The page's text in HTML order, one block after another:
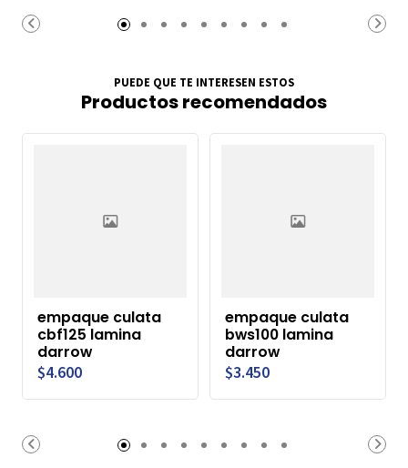
PUEDE QUE TE INTERESEN ESTOS
Productos recomendados
empaque culata
cbf125 lamina
darrow
$4.600
empaque culata
bws100 lamina
darrow
$3.450